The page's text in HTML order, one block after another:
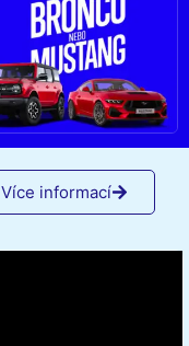
Více informací